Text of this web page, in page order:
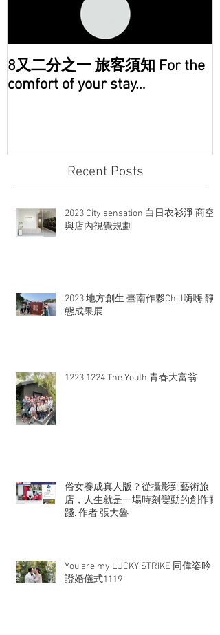
8又二分之一 旅客須知 For the
comfort of your stay…
Recent Posts
2023 City sensation 白日衣衫淨 商空
與店內視覺規劃
2023 地方創生 臺南作夥Chill嗨嗨 靜
態成果展
1223 1224 The Youth 青春大富翁
俗女養成真人版？從攝影到藝術旅
店，人生就是一場時刻變動的創作實
踐. 作者 張大魯
You are my LUCKY STRIKE 同偉姿吟
證婚儀式1119